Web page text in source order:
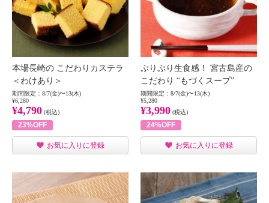
本場長崎の こだわりカステラ
＜わけあり＞
期間限定：8/7(金)〜13(木)
¥6,280
¥4,790 (税込)
23%OFF
お気に入りに登録
ぷりぷり生食感！ 宮古島産の
こだわり “もづくスープ”
期間限定：8/7(金)〜13(木)
¥5,280
¥3,990 (税込)
24%OFF
お気に入りに登録